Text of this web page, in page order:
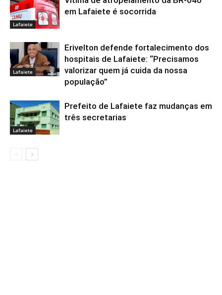
Lafaiete
em Lafaiete é socorrida
Lafaiete
Erivelton defende fortalecimento dos
hospitais de Lafaiete: “Precisamos
valorizar quem já cuida da nossa
população”
Lafaiete
Prefeito de Lafaiete faz mudanças em
três secretarias